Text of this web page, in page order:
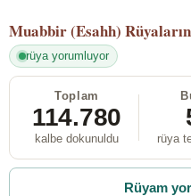
Muabbir (Esahh)
rüya yorumluyor
Toplam
114.780
kalbe dokunuldu rüya
Rüyam